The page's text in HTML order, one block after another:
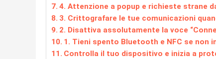
4. Attenzione a popup e richieste strane
3. Crittografare le tue comunicazioni
2. Disattiva assolutamente la voce
1. Tieni spento Bluetooth e NFC se non
Controlla il tuo dispositivo e inizia a